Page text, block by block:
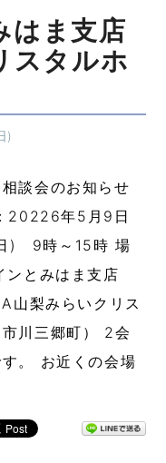
はま支店
スタルホ
)
談会のお知らせ
20226年5月9日
) 9時～15時 場
ンとみはま支店
山梨みらいクリス
川三郷町） 2会
。 お近くの会場